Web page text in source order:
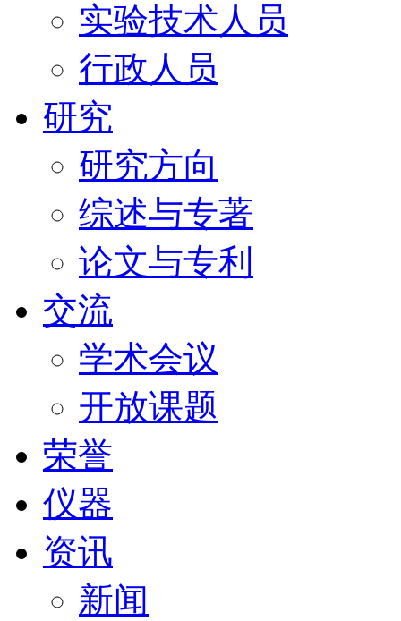
实验技术人员
行政人员
研究
研究方向
综述与专著
论文与专利
交流
学术会议
开放课题
荣誉
仪器
资讯
新闻